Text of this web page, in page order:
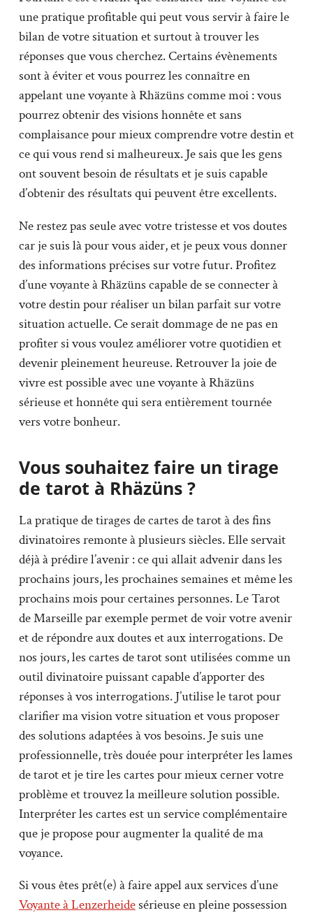
une pratique profitable qui peut vous servir à faire le
bilan de votre situation et surtout à trouver les
réponses que vous cherchez. Certains évènements
sont à éviter et vous pourrez les connaître en
appelant une voyante à Rhäzüns comme moi : vous
pourrez obtenir des visions honnête et sans
complaisance pour mieux comprendre votre destin et
ce qui vous rend si malheureux. Je sais que les gens
ont souvent besoin de résultats et je suis capable
d’obtenir des résultats qui peuvent être excellents.
Ne restez pas seule avec votre tristesse et vos doutes
car je suis là pour vous aider, et je peux vous donner
des informations précises sur votre futur. Profitez
d’une voyante à Rhäzüns capable de se connecter à
votre destin pour réaliser un bilan parfait sur votre
situation actuelle. Ce serait dommage de ne pas en
profiter si vous voulez améliorer votre quotidien et
devenir pleinement heureuse. Retrouver la joie de
vivre est possible avec une voyante à Rhäzüns
sérieuse et honnête qui sera entièrement tournée
vers votre bonheur.
Vous souhaitez faire un tirage
de tarot à Rhäzüns ?
La pratique de tirages de cartes de tarot à des fins
divinatoires remonte à plusieurs siècles. Elle servait
déjà à prédire l’avenir : ce qui allait advenir dans les
prochains jours, les prochaines semaines et même les
prochains mois pour certaines personnes. Le Tarot
de Marseille par exemple permet de voir votre avenir
et de répondre aux doutes et aux interrogations. De
nos jours, les cartes de tarot sont utilisées comme un
outil divinatoire puissant capable d’apporter des
réponses à vos interrogations. J’utilise le tarot pour
clarifier ma vision votre situation et vous proposer
des solutions adaptées à vos besoins. Je suis une
professionnelle, très douée pour interpréter les lames
de tarot et je tire les cartes pour mieux cerner votre
problème et trouvez la meilleure solution possible.
Interpréter les cartes est un service complémentaire
que je propose pour augmenter la qualité de ma
voyance.
Si vous êtes prêt(e) à faire appel aux services d’une
Voyante à Lenzerheidesérieuse en pleine possession